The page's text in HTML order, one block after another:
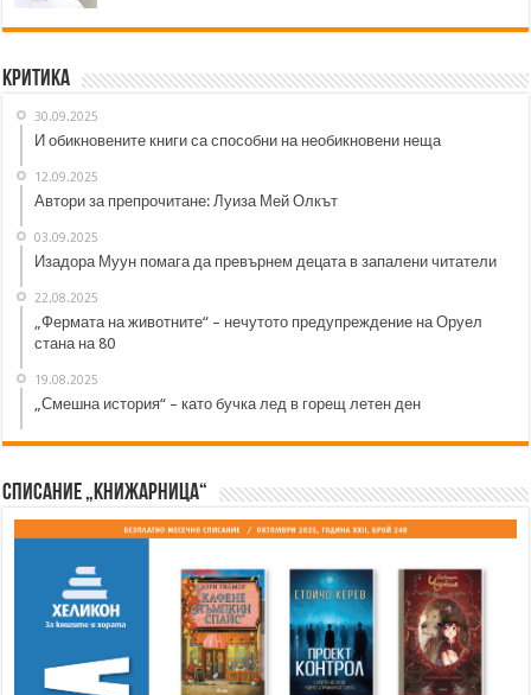
Критика
30.09.2025
И обикновените книги са способни на необикновени неща
12.09.2025
Автори за препрочитане: Луиза Мей Олкът
03.09.2025
Изадора Муун помага да превърнем децата в запалени читатели
22.08.2025
„Фермата на животните“ – нечутото предупреждение на Оруел
стана на 80
19.08.2025
„Смешна история“ – като бучка лед в горещ летен ден
Списание „Книжарница“